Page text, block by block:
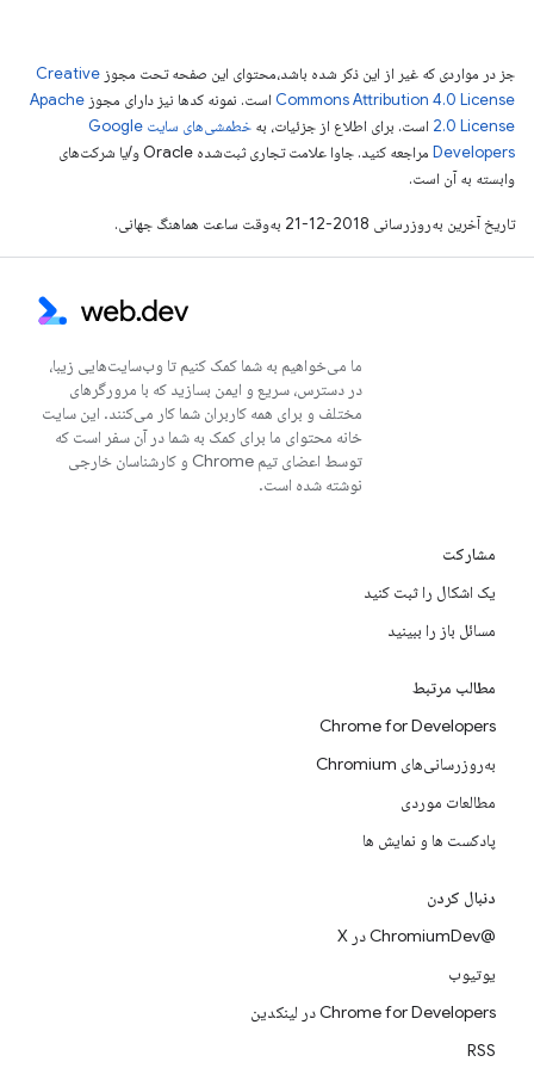
جز در مواردی که غیر از این ذکر شده باشد،‌محتوای این صفحه تحت مجوز Creative
Commons Attribution 4.0 License است. نمونه کدها نیز دارای مجوز Apache
2.0 License است. برای اطلاع از جزئیات، به
خطمشی‌های سایت Google
Developers‏
مراجعه کنید. جاوا علامت تجاری ثبت‌شده Oracle و/یا شرکت‌های
وابسته به آن است.
تاریخ آخرین به‌روزرسانی 2018-12-21 به‌وقت ساعت هماهنگ جهانی.
ما می‌خواهیم به شما کمک کنیم تا وب‌سایت‌هایی زیبا،
در دسترس، سریع و ایمن بسازید که با مرورگرهای
مختلف و برای همه کاربران شما کار می‌کنند. این سایت
خانه محتوای ما برای کمک به شما در آن سفر است که
توسط اعضای تیم Chrome و کارشناسان خارجی
نوشته شده است.
مشارکت
یک اشکال را ثبت کنید
مسائل باز را ببینید
مطالب مرتبط
Chrome for Developers
به‌روزرسانی‌های Chromium
مطالعات موردی
پادکست ها و نمایش ها
دنبال کردن
@ChromiumDev در X
یوتیوب
Chrome for Developers در لینکدین
RSS